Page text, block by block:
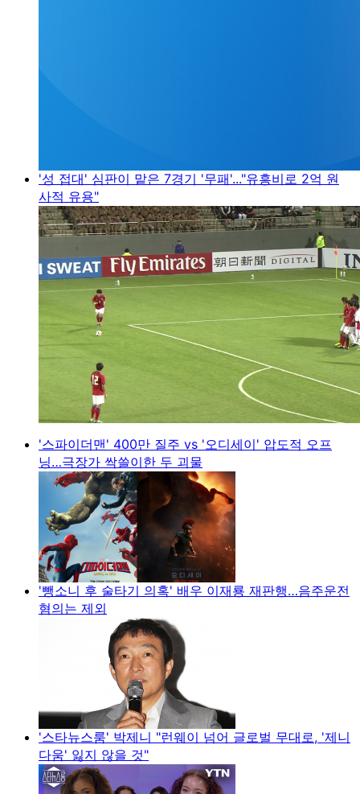
'성 접대' 심판이 맡은 7경기 '무패'..."유흥비로 2억 원
사적 유용"
'스파이더맨' 400만 질주 vs '오디세이' 압도적 오프
닝…극장가 싹쓸이한 두 괴물
'뺑소니 후 술타기 의혹' 배우 이재룡 재판행…음주운전
혐의는 제외
'스타뉴스룸' 박제니 "런웨이 넘어 글로벌 무대로, '제니
다움' 잃지 않을 것"